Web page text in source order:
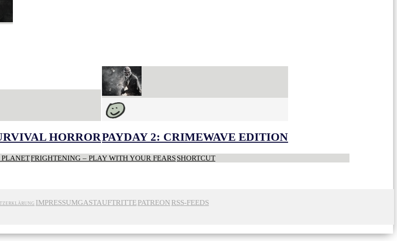
HORRORPAYDAY 2: CRIMEWAVE EDITION
PLANETFRIGHTENING – PLAY WITH YOUR FEARSSHORTCUT
IMPRESSUMGASTAUFTRITTEPATREON RSS-FEEDS